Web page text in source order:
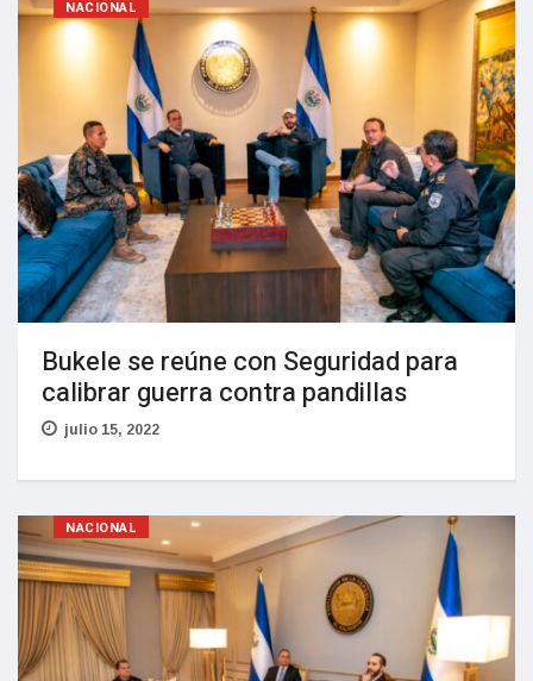
NACIONAL
Bukele se reúne con Seguridad para
calibrar guerra contra pandillas
julio 15, 2022
NACIONAL